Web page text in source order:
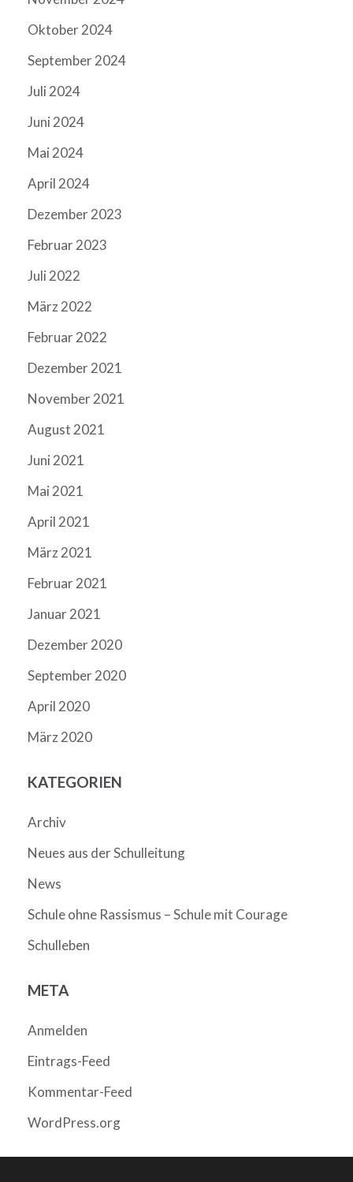
Oktober 2024
September 2024
Juli 2024
Juni 2024
Mai 2024
April 2024
Dezember 2023
Februar 2023
Juli 2022
März 2022
Februar 2022
Dezember 2021
November 2021
August 2021
Juni 2021
Mai 2021
April 2021
März 2021
Februar 2021
Januar 2021
Dezember 2020
September 2020
April 2020
März 2020
KATEGORIEN
Archiv
Neues aus der Schulleitung
News
Schule ohne Rassismus – Schule mit Courage
Schulleben
META
Anmelden
Eintrags-Feed
Kommentar-Feed
WordPress.org